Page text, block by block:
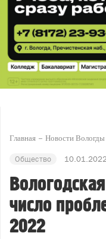
Главная Новости Вологды
Общество
число
2022